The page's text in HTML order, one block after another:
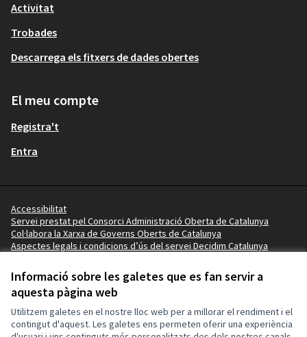
Informació sobre les galetes que es fan servir a
aquesta pàgina web
Utilitzem galetes en el nostre lloc web per a millorar el rendiment i el
contingut d'aquest. Les galetes ens permeten oferir una experiència
Activitat
Trobades
Descarrega els fitxers de dades obertes
El meu compte
Registra't
Entra
Accessibilitat
Servei prestat pel Consorci Administració Oberta de Catalunya
Col·labora la Xarxa de Governs Oberts de Catalunya
Aspectes legals i condicions d’ús del servei Decidim Catalunya
Termes i condicions
Configuració de les galetes
Ajuntament de la Pobla de Mafumet a X
(Enllaç extern)
Ajuntament de la Pobla de Mafumet a Facebook
(Enllaç extern)
Ajuntament de la Pobla de Mafumet a Instagram
(Enllaç extern)
Ajuntament de la Pobla de Mafumet a YouTube
(Enllaç extern)
Ajuntament de la Pobla de Mafumet a GitHub
(Enllaç extern)